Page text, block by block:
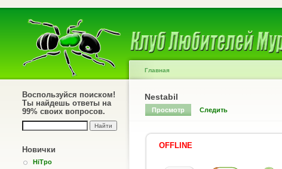
Воспользуйся поиском!
Ты найдешь ответы на
99% своих вопросов.
Новички
HiTpo
Главная
Nestabil
Просмотр Следить
OFFLINE